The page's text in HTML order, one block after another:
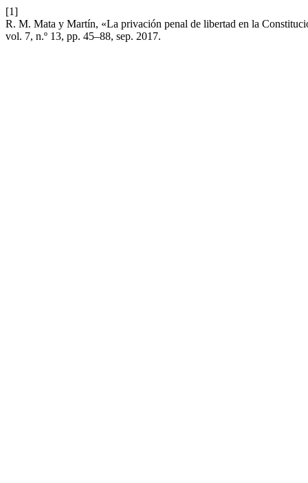
[1]
R. M. Mata y Martín, «La privación penal de libertad en la
vol. 7, n.º 13, pp. 45–88, sep. 2017.